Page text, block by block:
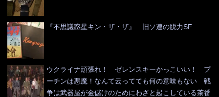
『不思議惑星キン・ザ・ザ』 旧ソ連の脱力SF
ウクライナ頑張れ！ ゼレンスキーかっこいい！ プ
ーチンは悪魔！なんて云ってても何の意味もない 戦
争は武器屋が金儲けのためにわざと起こしている茶番